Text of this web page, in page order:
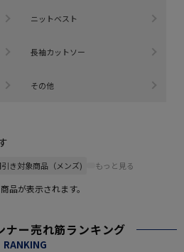
ニットベスト
長袖カットソー
その他
き対象商品（メンズ) もっと見る
品が表示されます。
ナー売れ筋ランキング
RANKING